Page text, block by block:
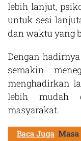
lebih lanjut,
untuk sesi
dan waktu yang
Dengan
semakin
menghadirkan
lebih mudah
masyarakat.
Baca Juga Masa